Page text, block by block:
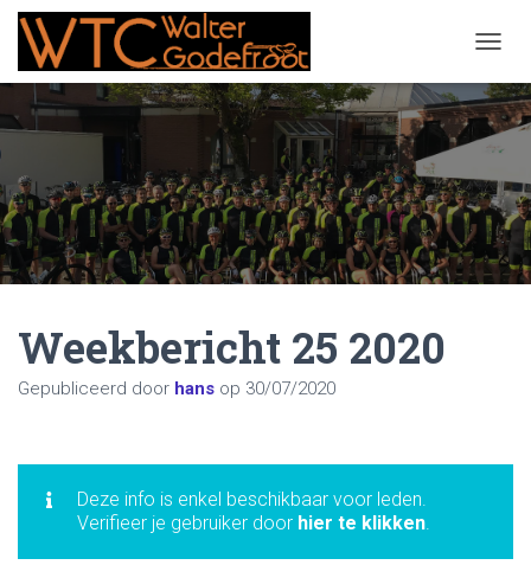
Weekbericht 25 2020
Gepubliceerd door hans op 30/07/2020
Deze info is enkel beschikbaar voor leden.
Verifieer je gebruiker door hier te klikken.